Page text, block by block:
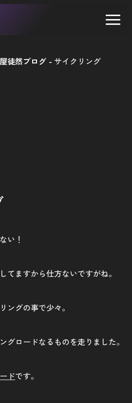
徒然ブログ サイクリング
い！
てますから仕方ないですがね。
ングの事で少々。
グロードなるものを走りました。
ドです。